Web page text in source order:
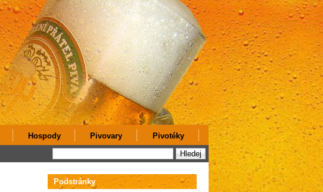
Hospody Pivovary Pivotéky
Podstránky